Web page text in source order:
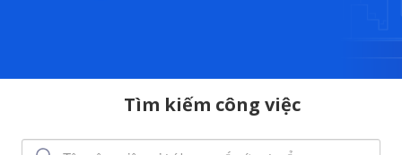
Tìm kiếm công việc